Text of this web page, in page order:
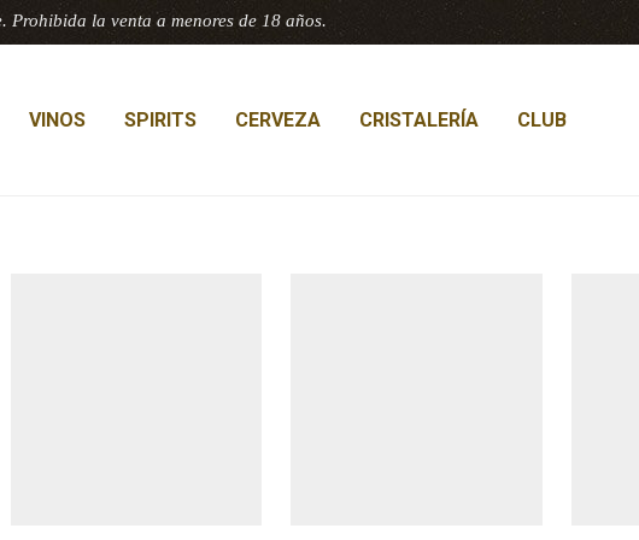
Prohibida la venta a menores de 18 años.
VINOS SPIRITS CERVEZA CRISTALERÍA CLUB